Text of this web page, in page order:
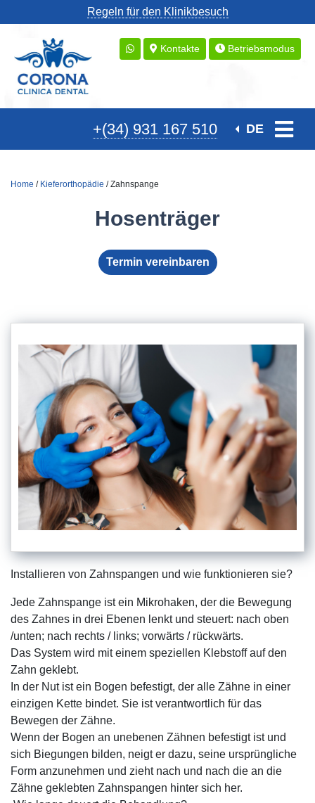
Regeln für den Klinikbesuch
Kontakte Betriebsmodus
+(34) 931 167 510 DE
Home / Kieferorthopädie / Zahnspange
Hosenträger
Termin vereinbaren
Installieren von Zahnspangen und wie funktionieren sie?
Jede Zahnspange ist ein Mikrohaken, der die Bewegung
des Zahnes in drei Ebenen lenkt und steuert: nach oben
/unten; nach rechts / links; vorwärts / rückwärts.
Das System wird mit einem speziellen Klebstoff auf den
Zahn geklebt.
In der Nut ist ein Bogen befestigt, der alle Zähne in einer
einzigen Kette bindet. Sie ist verantwortlich für das
Bewegen der Zähne.
Wenn der Bogen an unebenen Zähnen befestigt ist und
sich Biegungen bilden, neigt er dazu, seine ursprüngliche
Form anzunehmen und zieht nach und nach die an die
Zähne geklebten Zahnspangen hinter sich her.